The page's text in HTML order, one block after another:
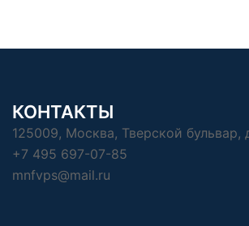
КОНТАКТЫ
125009, Москва, Тверской бульвар,
+7 495 697-07-85
mnfvps@mail.ru